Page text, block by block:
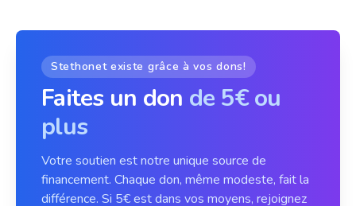
Stethonet existe grâce à vos dons!
Faites un don de 5€ ou
plus
Votre soutien est notre unique source de
financement. Chaque don, même modeste, fait la
différence. Si 5€ est dans vos moyens, rejoignez